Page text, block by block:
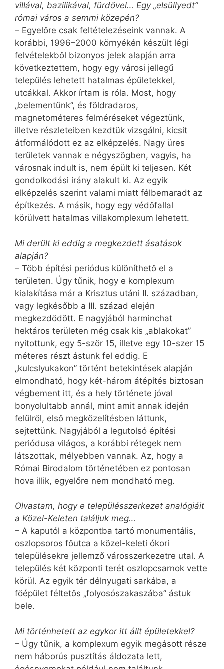
villával, bazilikával, fürdővel… Egy „elsüllyedt”
római város a semmi közepén?
– Egyelőre csak feltételezéseink vannak. A
korábbi, 1996–2000 környékén készült légi
felvételekből bizonyos jelek alapján arra
következtettem, hogy egy városi jellegű
település lehetett hatalmas épületekkel,
utcákkal. Akkor írtam is róla. Most, hogy
„belementünk”, és földradaros,
magnetométeres felméréseket végeztünk,
illetve részleteiben kezdtük vizsgálni, kicsit
átformálódott ez az elképzelés. Nagy üres
területek vannak e négyszögben, vagyis, ha
városnak indult is, nem épült ki teljesen. Két
gondolkodási irány alakult ki. Az egyik
elképzelés szerint valami miatt félbemaradt az
építkezés. A másik, hogy egy védőfallal
körülvett hatalmas villakomplexum lehetett.
Mi derült ki eddig a megkezdett ásatások
alapján?
– Több építési periódus különíthető el a
területen. Úgy tűnik, hogy e komplexum
kialakítása már a Krisztus utáni II. században,
vagy legkésőbb a III. század elején
megkezdődött. E nagyjából harminchat
hektáros területen még csak kis „ablakokat”
nyitottunk, egy 5-ször 15, illetve egy 10-szer 15
méteres részt ástunk fel eddig. E
„kulcslyukakon” történt betekintések alapján
elmondható, hogy két-három átépítés biztosan
végbement itt, és a hely története jóval
bonyolultabb annál, mint amit annak idején
felülről, első megközelítésben láttunk,
sejtettünk. Nagyjából a legutolsó építési
periódusa világos, a korábbi rétegek nem
látszottak, mélyebben vannak. Az, hogy a
Római Birodalom történetében ez pontosan
hova illik, egyelőre nem mondható meg.
Olvastam, hogy e településszerkezet analógiáit
a Közel-Keleten találjuk meg…
– A kaputól a központba tartó monumentális,
oszlopsoros főutca a közel-keleti ókori
településekre jellemző városszerkezetre utal. A
település két központi terét oszlopcsarnok vette
körül. Az egyik tér délnyugati sarkába, a
főépület féltetős „folyosószakaszába” ástuk
bele.
Mi történhetett az egykor itt állt épületekkel?
– Úgy tűnik, a komplexum egyik megásott része
nem háborús pusztítás áldozata lett,